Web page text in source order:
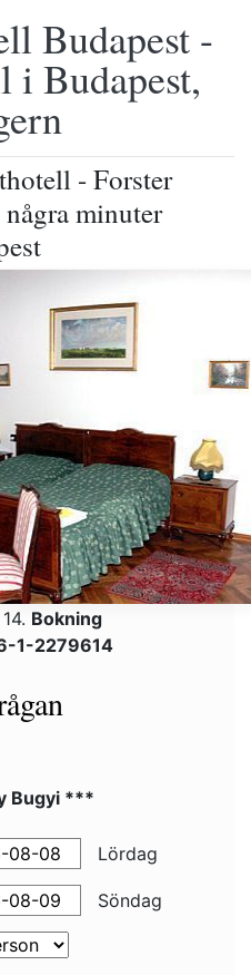
Budapest -
Budapest,
- Forster
minuter
Bokning
1-2279614
Bugyi ***
Lördag
Söndag